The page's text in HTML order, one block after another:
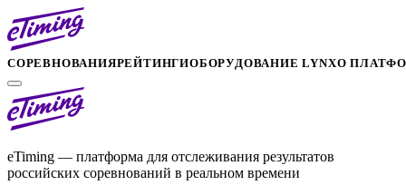
СОРЕВНОВАНИЯРЕЙТИНГИОБОРУДОВАНИЕ LYNXО
eTiming — платформа для отслеживания результатов
российских соревнований в реальном времени